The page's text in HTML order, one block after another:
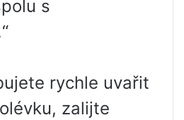
s
rychle uvařit
zalijte